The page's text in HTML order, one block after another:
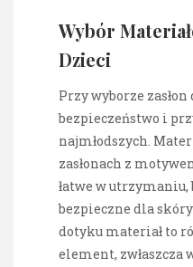
Wybór
Dzieci
Przy wyborze
bezpieczeństwo i
najmłodszych.
zasłonach z
łatwe w
bezpieczne dla
dotyku materiał to
element, zwłaszcza